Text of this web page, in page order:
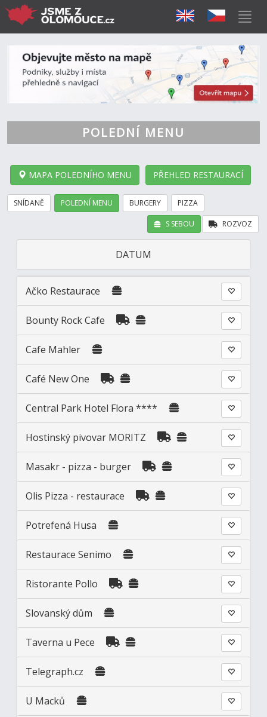
POLEDNÍ MENU
MAPA POLEDNÍHO MENU PŘEHLED RESTAURACÍ
SNÍDANĚ POLEDNÍ MENU BURGERY PIZZA
ROZVOZ
S SEBOU
DATUM
Ačko Restaurace
Bounty Rock Cafe
Cafe Mahler
Café New One
Central Park Hotel Flora ****
Hostinský pivovar MORITZ
Masakr - pizza - burger
Olis Pizza - restaurace
Potrefená Husa
Restaurace Senimo
Ristorante Pollo
Slovanský dům
Taverna u Pece
Telegraph.cz
U Macků